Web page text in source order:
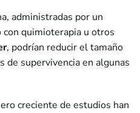
administradas por un
quimioterapia u otros
, podrían reducir el tamaño
de supervivencia en algunas
creciente de estudios han